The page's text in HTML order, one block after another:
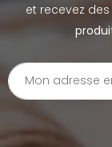
et recevez